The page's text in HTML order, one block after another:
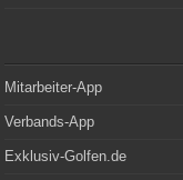
Mitarbeiter-App
Verbands-App
Exklusiv-Golfen.de